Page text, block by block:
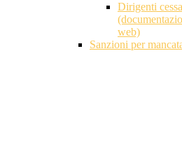
Dirigenti
web)
Sanzioni per